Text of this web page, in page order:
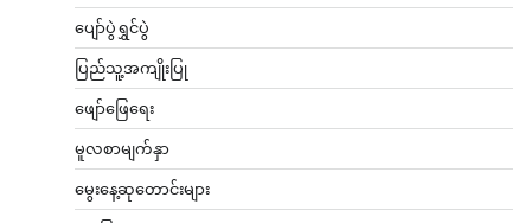
ပျော်ပွဲရွှင်ပွဲ
ပြည်သူ့အကျိုးပြု
ဖျော်ဖြေရေး
မူလစာမျက်နှာ
မွေးနေ့ဆုတောင်းများ